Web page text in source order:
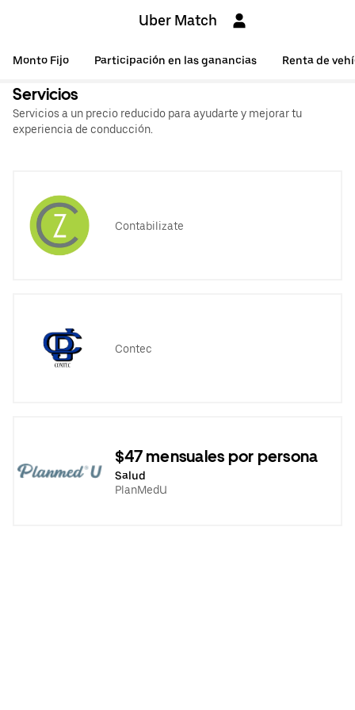
Uber Match
Monto Fijo Participación en las ganancias Renta de
Servicios
Servicios a un precio reducido para ayudarte y mejorar tu
experiencia de conducción.
Contabilizate
Contec
$47 mensuales por persona
Salud
PlanMedU